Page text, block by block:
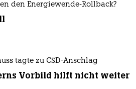
den Energiewende-Rollback?
tagte zu CSD-Anschlag
Vorbild hilft nicht weiter